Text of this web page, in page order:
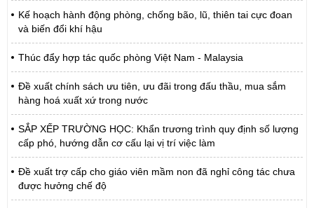
Kế hoạch hành động phòng, chống bão, lũ, thiên tai cực đoan
và biến đổi khí hậu
Thúc đẩy hợp tác quốc phòng Việt Nam - Malaysia
Đề xuất chính sách ưu tiên, ưu đãi trong đấu thầu, mua sắm
hàng hoá xuất xứ trong nước
SẮP XẾP TRƯỜNG HỌC: Khẩn trương trình quy định số lượng
cấp phó, hướng dẫn cơ cấu lại vị trí việc làm
Đề xuất trợ cấp cho giáo viên mầm non đã nghỉ công tác chưa
được hưởng chế độ